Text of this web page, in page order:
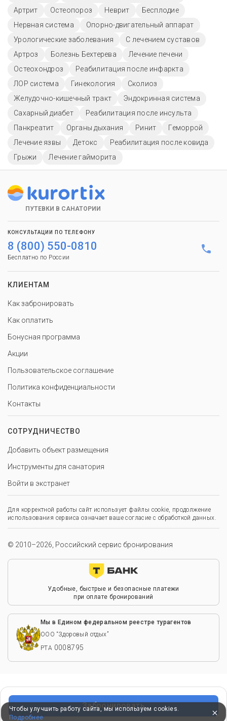
Забронировать
Артрит
Остеопороз Неврит
Бесплодие
Нервная система
Опорно-двигательный аппарат
Урологические заболевания
С лечением суставов
Артроз
Болезнь Бехтерева
Лечение печени
Остеохондроз
Реабилитация после инфаркта
ЛОР система
Гинекология
Сколиоз
Желудочно-кишечный тракт
Эндокринная система
Сахарный диабет
Реабилитация после инсульта
Панкреатит
Органы дыхания Ринит
Геморрой
Лечение язвы
Детокс
Реабилитация после ковида
Грыжи
Лечение гайморита
ПУТЕВКИ В САНАТОРИИ
КОНСУЛЬТАЦИИ ПО ТЕЛЕФОНУ
8 (800) 550-0810
Бесплатно по России
КЛИЕНТАМ
Как забронировать
Как оплатить
Бонусная программа
Акции
Пользовательское соглашение
Политика конфиденциальности
Контакты
СОТРУДНИЧЕСТВО
Добавить объект размещения
Инструменты для санатория
Войти в экстранет
Для корректной работы сайт использует файлы cookie, продолжение
использования сервиса означает ваше согласие с обработкой данных.
© 2010–2026, Российский сервис бронирования
Удобные, быстрые и безопасные платежи
при оплате бронирований
Мы в Едином федеральном реестре турагентов
ООО “Здоровый отдых”
РТА 0008795
Чтобы улучшить работу сайта, мы используем cookies.
Подробнее